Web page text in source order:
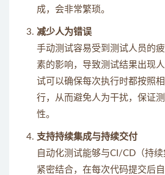
成，会非常繁琐。
减少人为错误
手动测试容易受到测试人员的
素的影响，导致测试结果出现
试可以确保每次执行时都按照
行，从而避免人为干扰，保证
性。
支持持续集成与持续交付
自动化测试能够与CI/CD（持
紧密结合，在每次代码提交后